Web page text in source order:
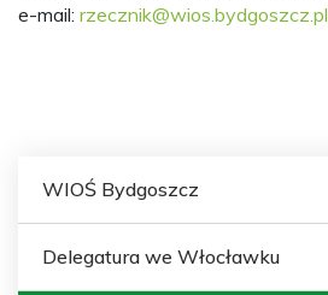
WIOŚ Bydgoszcz
Delegatura we Włocławku
e-mail: rzecznik@wios.bydgoszcz.pl